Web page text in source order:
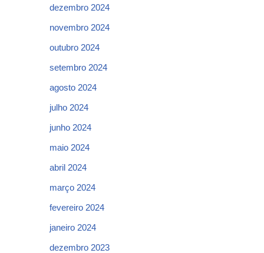
dezembro 2024
novembro 2024
outubro 2024
setembro 2024
agosto 2024
julho 2024
junho 2024
maio 2024
abril 2024
março 2024
fevereiro 2024
janeiro 2024
dezembro 2023